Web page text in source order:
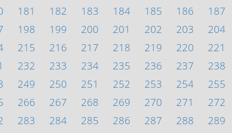
181 182 183 184 185 186 187
198 199 200 201 202 203 204
215 216 217 218 219 220 221
232 233 234 235 236 237 238
249 250 251 252 253 254 255
266 267 268 269 270 271 272
283 284 285 286 287 288 289